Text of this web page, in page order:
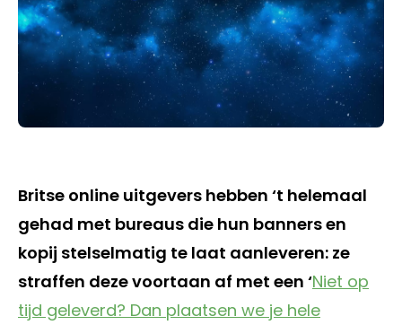
Britse online uitgevers hebben ‘t helemaal
gehad met bureaus die hun banners en
kopij stelselmatig te laat aanleveren: ze
straffen deze voortaan af met een ‘Niet op
tijd geleverd? Dan plaatsen we je hele